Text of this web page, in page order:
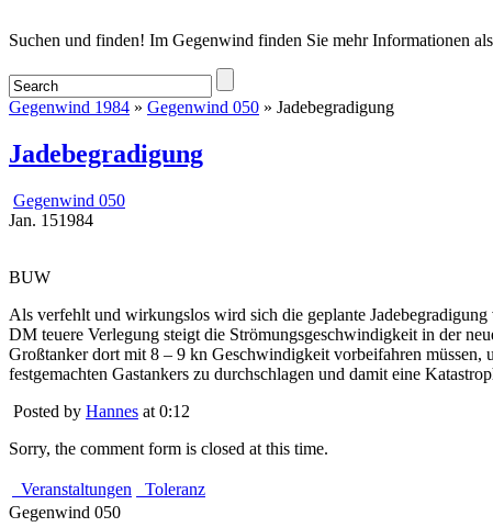
Startseite
Suchen und finden! Im Gegenwind finden Sie mehr Informationen
Gegenwind 1984 » Gegenwind 050 » Jadebegradigung
Jadebegradigung
Gegenwind 050
Jan. 151984
BUW
Als verfehlt und wirkungslos wird sich die geplante
DM teuere Verlegung steigt die Strömungsgeschwindigkeit in der
Großtanker dort mit 8 – 9 kn Geschwindigkeit vorbeifahren
festgemachten Gastankers zu durchschlagen und damit eine
Posted by Hannes at 0:12
Sorry, the comment form is closed at this time.
Veranstaltungen
Toleranz
Gegenwind 050